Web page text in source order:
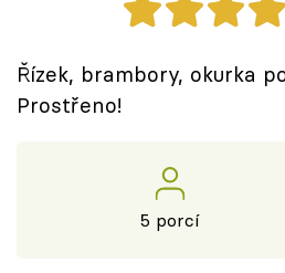
Těhotnej kuchař
Sledujte prima+
Řízek, brambory, okurka
Prostřeno!
5 porcí